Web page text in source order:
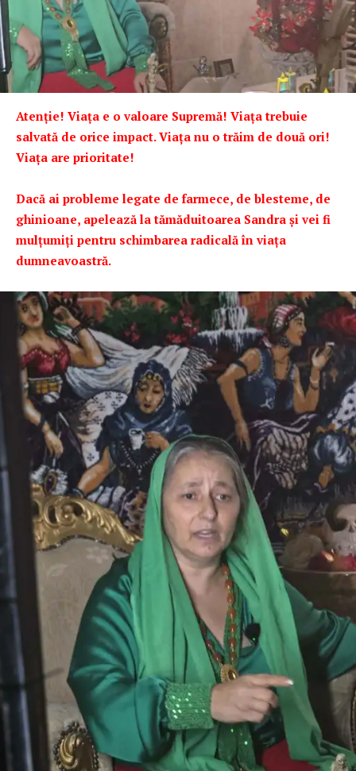
Atenție! Viața e o valoare Supremă! Viața trebuie
salvată de orice impact. Viața nu o trăim de două ori!
Viața are prioritate!
Dacă ai probleme legate de farmece, de blesteme, de
ghinioane, apelează la tămăduitoarea Sandra și vei fi
mulțumiți pentru schimbarea radicală în viața
dumneavoastră.